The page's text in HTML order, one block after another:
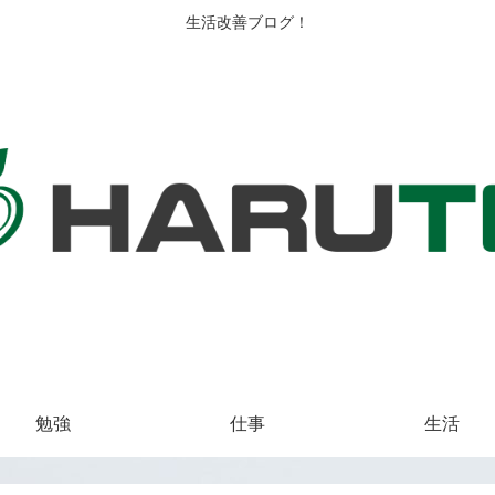
生活改善ブログ！
勉強 仕事 生活